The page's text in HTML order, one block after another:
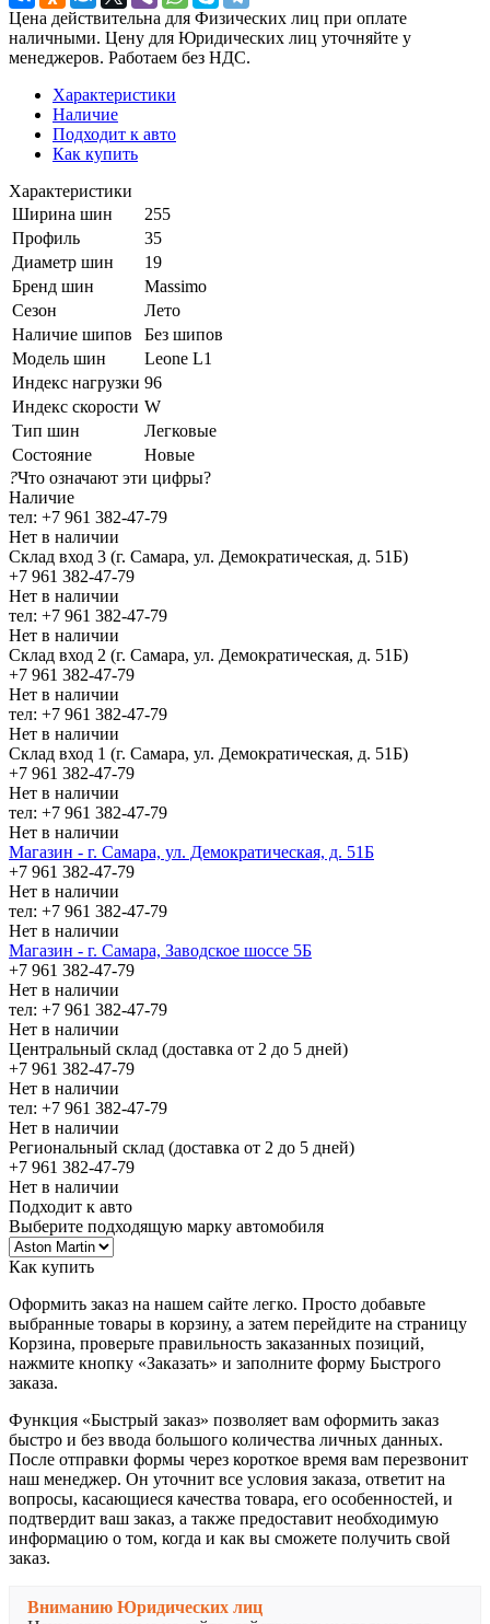
Цена действительна для Физических лиц при оплате
наличными. Цену для Юридических лиц уточняйте у
менеджеров. Работаем без НДС.
Характеристики
Наличие
Подходит к авто
Как купить
Характеристики
Ширина шин
255
Профиль
35
Диаметр шин
19
Бренд шин
Massimo
Сезон
Лето
Наличие шипов
Без шипов
Модель шин
Leone L1
Индекс нагрузки 96
Индекс скорости W
Тип шин
Легковые
Состояние
Новые
?Что означают эти цифры?
Наличие
тел: +7 961 382-47-79
Нет в наличии
Склад вход 3 (г. Самара, ул. Демократическая, д. 51Б)
+7 961 382-47-79
Нет в наличии
тел: +7 961 382-47-79
Нет в наличии
Склад вход 2 (г. Самара, ул. Демократическая, д. 51Б)
+7 961 382-47-79
Нет в наличии
тел: +7 961 382-47-79
Нет в наличии
Склад вход 1 (г. Самара, ул. Демократическая, д. 51Б)
+7 961 382-47-79
Нет в наличии
тел: +7 961 382-47-79
Нет в наличии
Магазин - г. Самара, ул. Демократическая, д. 51Б
+7 961 382-47-79
Нет в наличии
тел: +7 961 382-47-79
Нет в наличии
Магазин - г. Самара, Заводское шоссе 5Б
+7 961 382-47-79
Нет в наличии
тел: +7 961 382-47-79
Нет в наличии
Центральный склад (доставка от 2 до 5 дней)
+7 961 382-47-79
Нет в наличии
тел: +7 961 382-47-79
Нет в наличии
Региональный склад (доставка от 2 до 5 дней)
+7 961 382-47-79
Нет в наличии
Подходит к авто
Выберите подходящую марку автомобиля
Как купить
Оформить заказ на нашем сайте легко. Просто добавьте
выбранные товары в корзину, а затем перейдите на страницу
Корзина, проверьте правильность заказанных позиций,
нажмите кнопку «Заказать» и заполните форму Быстрого
заказа.
Функция «Быстрый заказ» позволяет вам оформить заказ
быстро и без ввода большого количества личных данных.
После отправки формы через короткое время вам перезвонит
наш менеджер. Он уточнит все условия заказа, ответит на
вопросы, касающиеся качества товара, его особенностей, и
подтвердит ваш заказ, а также предоставит необходимую
информацию о том, когда и как вы сможете получить свой
заказ.
Вниманию Юридических лиц